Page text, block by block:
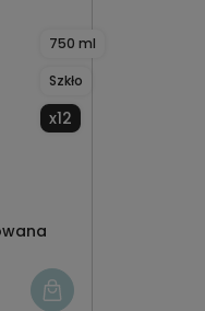
750 ml
Szkło
x12